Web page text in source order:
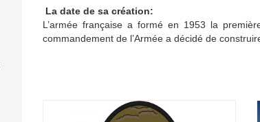
La date de sa création:
L’armée française a formé en 1953 la
commandement de l’Armée a décidé de